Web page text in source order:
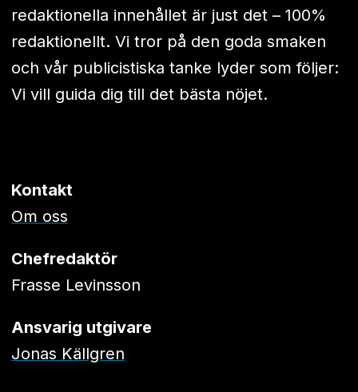
redaktionella innehållet är just det – 100%
redaktionellt. Vi tror på den goda smaken
och vår publicistiska tanke lyder som följer:
Vi vill guida dig till det bästa nöjet.
Kontakt
Om oss
Chefredaktör
Frasse Levinsson
Ansvarig utgivare
Jonas Källgren